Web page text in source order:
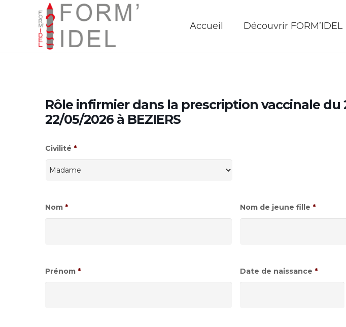
Accueil Découvrir FORM’IDEL
Rôle infirmier dans la prescription vaccinale du
22/05/2026 à BEZIERS
Civilité *
Nom * Nom de jeune fille *
Prénom * Date de naissance *